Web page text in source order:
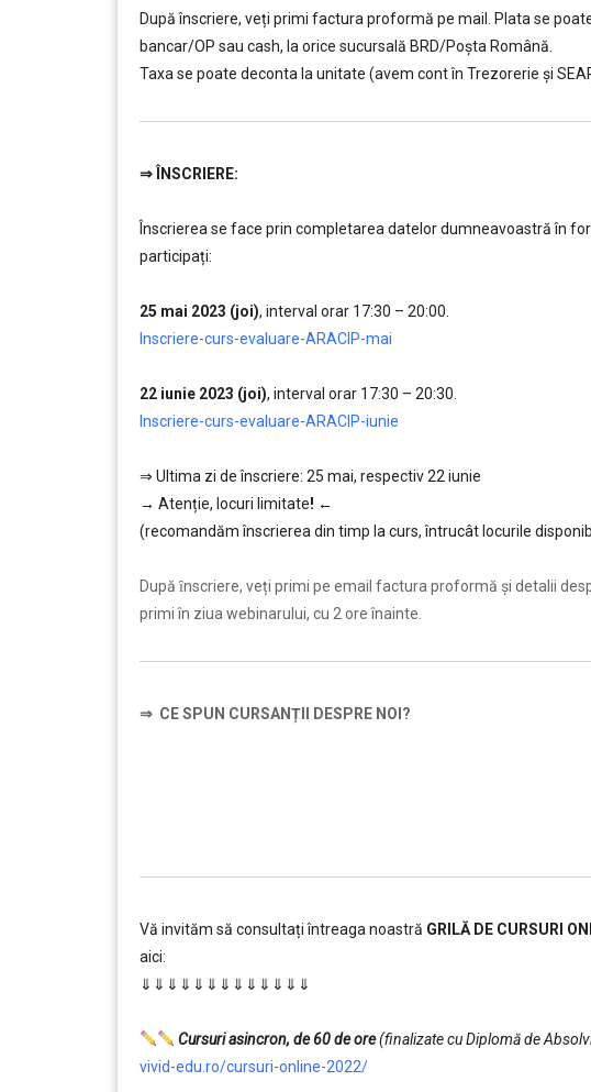
După înscriere, veți primi factura proformă pe mail. Plata se
bancar/OP sau cash, la orice sucursală BRD/Poșta Română.
Taxa se poate deconta la unitate (avem cont în Trezorerie și
⇒ ÎNSCRIERE:
Înscrierea se face prin completarea datelor dumneavoastră în
participați:
25 mai 2023 (joi), interval orar 17:30 – 20:00.
Inscriere-curs-evaluare-ARACIP-mai
22 iunie 2023 (joi), interval orar 17:30 – 20:30.
Inscriere-curs-evaluare-ARACIP-iunie
⇒ Ultima zi de înscriere: 25 mai, respectiv 22 iunie
→ Atenție, locuri limitate! ←
(recomandăm înscrierea din timp la curs, întrucât locurile
După ȋnscriere, veți primi pe email factura proformă și detalii
primi în ziua webinarului, cu 2 ore înainte.
⇒ CE SPUN CURSANȚII DESPRE NOI?
Vă invităm să consultați întreaga noastră GRILĂ DE CURSURI
aici:
⇓⇓⇓⇓⇓⇓⇓⇓⇓⇓⇓⇓⇓
Cursuri asincron, de 60 de ore(finalizate cu Diplomă de
vivid-edu.ro/cursuri-online-2022/